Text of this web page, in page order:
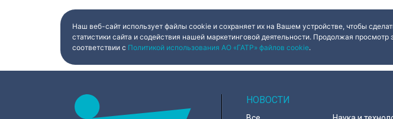
Наш веб-сайт использует файлы cookie и сохраняет их на Вашем устройстве, чтобы
статистики сайта и содействия нашей маркетинговой деятельности. Продолжая
соответствии с Политикой использования АО «ГАТР» файлов cookie.
НОВОСТИ